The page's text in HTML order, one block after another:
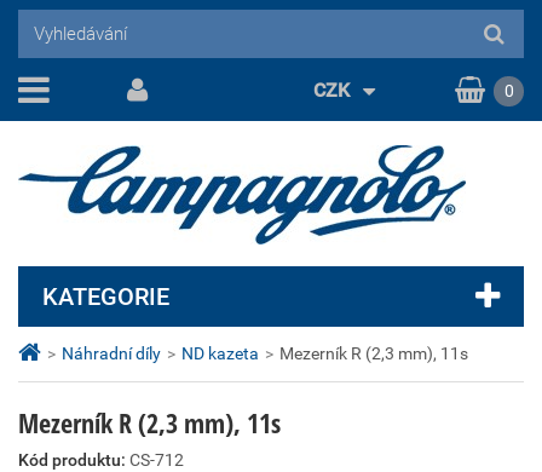
> Náhradní díly > ND kazeta > Mezerník R (2,3 mm), 11s
Mezerník R (2,3 mm), 11s
Kód produktu: CS-712
KATEGORIE
CZK 0